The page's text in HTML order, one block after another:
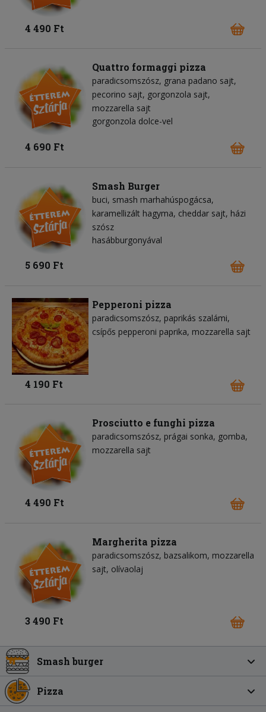
4 490 Ft
Quattro formaggi pizza
paradicsomszósz grana padano sajt
pecorino sajt gorgonzola sajt
mozzarella sajt
gorgonzola dolce-vel
4 690 Ft
Smash Burger
buci smash marhahúspogácsa
karamellizált hagyma cheddar sajt házi
szósz
hasábburgonyával
5 690 Ft
Pepperoni pizza
paradicsomszósz paprikás szalámi
csípős pepperoni paprika mozzarella sajt
4 190 Ft
Prosciutto e funghi pizza
paradicsomszósz prágai sonka gomba
mozzarella sajt
4 490 Ft
Margherita pizza
paradicsomszósz bazsalikom mozzarella
sajt olívaolaj
3 490 Ft
Smash burger
Pizza